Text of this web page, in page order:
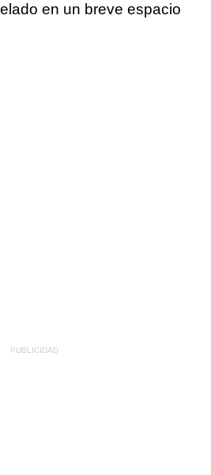
en un breve espacio